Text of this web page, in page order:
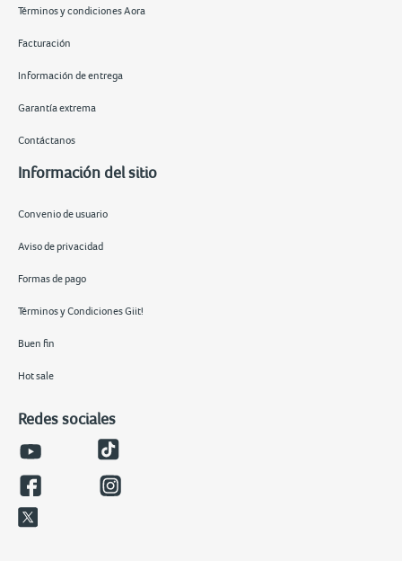
Términos y condiciones Aora
Facturación
Información de entrega
Garantía extrema
Contáctanos
Información del sitio
Convenio de usuario
Aviso de privacidad
Formas de pago
Términos y Condiciones Giit!
Buen fin
Hot sale
Redes sociales